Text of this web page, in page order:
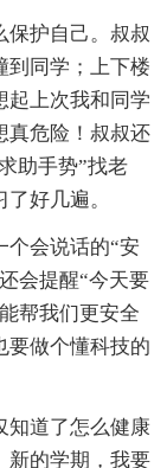
护自己。叔叔
到同学；上下楼
起上次我和同学
真危险！叔叔还
助手势”找老
好几遍。
会说话的“安
会提醒“今天要
帮我们更安全
要做个懂科技的
道了怎么健康
新的学期，我要